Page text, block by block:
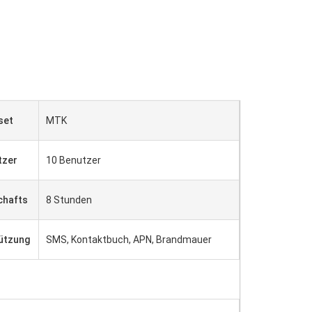
MTK
10 Benutzer
8 Stunden
SMS, Kontaktbuch, APN, Brandmauer